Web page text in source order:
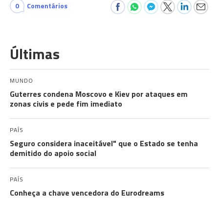
0 Comentários
Últimas
MUNDO
Guterres condena Moscovo e Kiev por ataques em
zonas civis e pede fim imediato
PAÍS
Seguro considera inaceitável" que o Estado se tenha
demitido do apoio social
PAÍS
Conheça a chave vencedora do Eurodreams